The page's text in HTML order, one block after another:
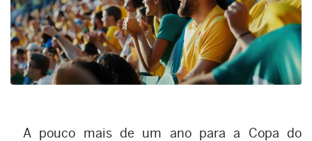
A pouco mais de um ano para a Copa do